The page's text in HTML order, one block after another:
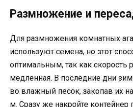
Размножение и
Для размножения комнатных
используют семена, но этот
оптимальным, так как скорость
медленная. В последние дни
во влажный песок, закопав их
м. Сразу же накройте контейнер